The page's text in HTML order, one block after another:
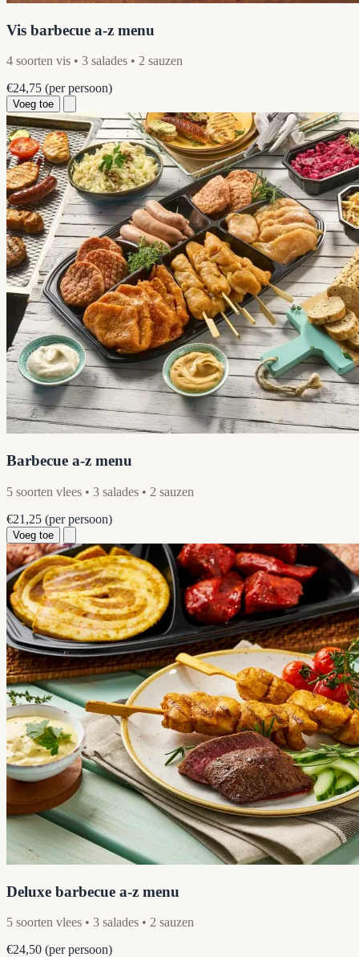
Vis barbecue a-z menu
4 soorten vis • 3 salades • 2 sauzen
€24,75 (per persoon)
Voeg toe
Barbecue a-z menu
5 soorten vlees • 3 salades • 2 sauzen
€21,25 (per persoon)
Voeg toe
Deluxe barbecue a-z menu
5 soorten vlees • 3 salades • 2 sauzen
€24,50 (per persoon)